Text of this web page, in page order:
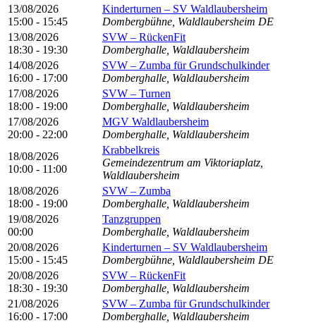
13/08/2026
15:00 - 15:45
Kinderturnen – SV Waldlaubersheim
Dombergbühne, Waldlaubersheim DE
13/08/2026
18:30 - 19:30
SVW – RückenFit
Domberghalle, Waldlaubersheim
14/08/2026
16:00 - 17:00
SVW – Zumba für Grundschulkinder
Domberghalle, Waldlaubersheim
17/08/2026
18:00 - 19:00
SVW – Turnen
Domberghalle, Waldlaubersheim
17/08/2026
20:00 - 22:00
MGV Waldlaubersheim
Domberghalle, Waldlaubersheim
18/08/2026
10:00 - 11:00
Krabbelkreis
Gemeindezentrum am Viktoriaplatz,
Waldlaubersheim
18/08/2026
18:00 - 19:00
SVW – Zumba
Domberghalle, Waldlaubersheim
19/08/2026
00:00
Tanzgruppen
Domberghalle, Waldlaubersheim
20/08/2026
15:00 - 15:45
Kinderturnen – SV Waldlaubersheim
Dombergbühne, Waldlaubersheim DE
20/08/2026
18:30 - 19:30
SVW – RückenFit
Domberghalle, Waldlaubersheim
21/08/2026
16:00 - 17:00
SVW – Zumba für Grundschulkinder
Domberghalle, Waldlaubersheim